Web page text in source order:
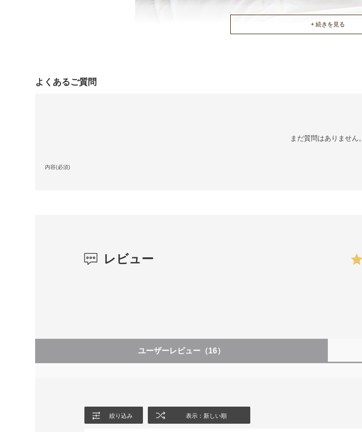
よくあるご質問
まだ質問はありません。
内容(必須)
レビュー
ユーザーレビュー （16）
絞り込み 表示：新しい順